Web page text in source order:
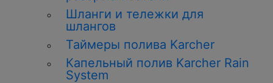
Шланги и тележки для
шлангов
Таймеры полива Karcher
Капельный полив Karcher Rain
System